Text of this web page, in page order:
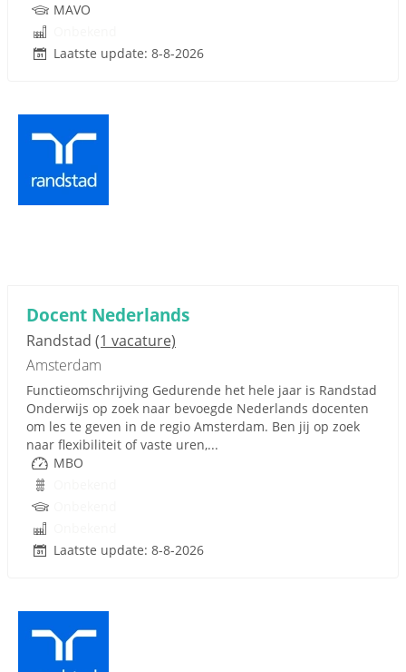
MAVO
Laatste update: 8-8-2026
Docent Nederlands
Randstad (1 vacature)
Amsterdam
Functieomschrijving Gedurende het hele jaar is Randstad
Onderwijs op zoek naar bevoegde Nederlands docenten
om les te geven in de regio Amsterdam. Ben jij op zoek
naar flexibiliteit of vaste uren,...
MBO
Laatste update: 8-8-2026